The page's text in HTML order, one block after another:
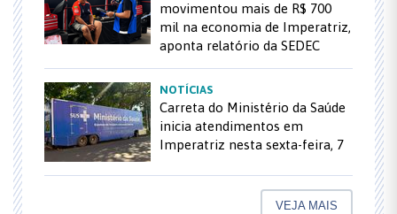
movimentou mais de R$ 700
mil na economia de Imperatriz,
aponta relatório da SEDEC
NOTÍCIAS
Carreta do Ministério da Saúde
inicia atendimentos em
Imperatriz nesta sexta-feira, 7
VEJA MAIS